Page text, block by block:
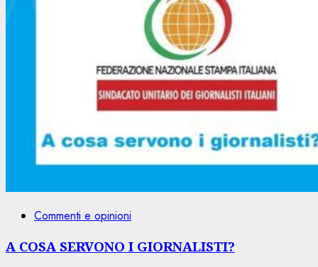
Commenti e opinioni
A COSA SERVONO I GIORNALISTI?